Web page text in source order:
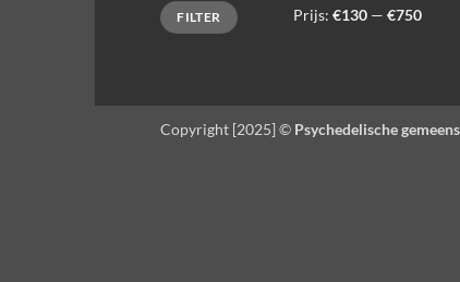
Min.
prijs
Max.
prijsFILTER Prijs: €130 — €750
Copyright [2025] © Psychedelische